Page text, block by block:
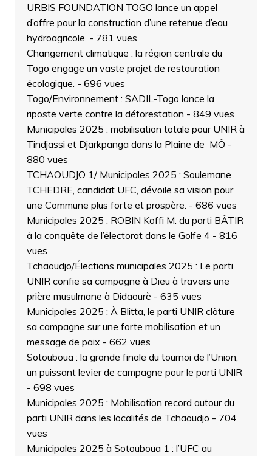
URBIS FOUNDATION TOGO lance un appel
d’offre pour la construction d’une retenue d’eau
hydroagricole. - 781 vues
Changement climatique : la région centrale du
Togo engage un vaste projet de restauration
écologique. - 696 vues
Togo/Environnement : SADIL-Togo lance la
riposte verte contre la déforestation - 849 vues
Municipales 2025 : mobilisation totale pour UNIR à
Tindjassi et Djarkpanga dans la Plaine de MÔ -
880 vues
TCHAOUDJO 1/ Municipales 2025 : Soulemane
TCHEDRE, candidat UFC, dévoile sa vision pour
une Commune plus forte et prospère. - 686 vues
Municipales 2025 : ROBIN Koffi M. du parti BÂTIR
à la conquête de l’électorat dans le Golfe 4 - 816
vues
Tchaoudjo/Élections municipales 2025 : Le parti
UNIR confie sa campagne à Dieu à travers une
prière musulmane à Didaourè - 635 vues
Municipales 2025 : À Blitta, le parti UNIR clôture
sa campagne sur une forte mobilisation et un
message de paix - 662 vues
Sotouboua : la grande finale du tournoi de l’Union,
un puissant levier de campagne pour le parti UNIR
- 698 vues
Municipales 2025 : Mobilisation record autour du
parti UNIR dans les localités de Tchaoudjo - 704
vues
Municipales 2025 à Sotouboua 1 : l’UFC au